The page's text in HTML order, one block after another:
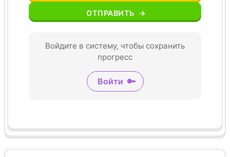
ОТПРАВИТЬ →
Войдите в систему, чтобы сохранить
прогресс
Войти 🔑